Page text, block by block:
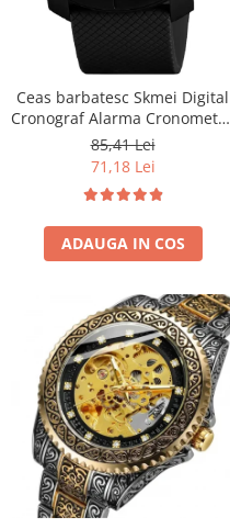
Ceas barbatesc Skmei Digital
Cronograf Alarma Cronometru
5 ATM
85,41 Lei
71,18 Lei
ADAUGA IN COS